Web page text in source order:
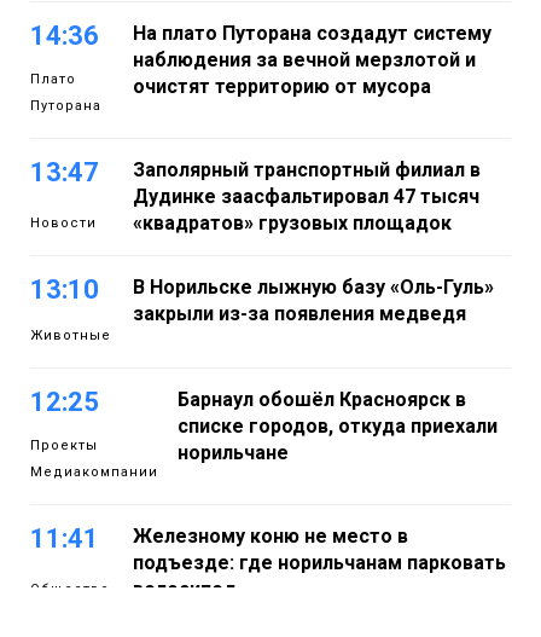
14:36
Плато
Путорана
На плато Путорана создадут систему
наблюдения за вечной мерзлотой и
очистят территорию от мусора
13:47
Новости
Заполярный транспортный филиал в
Дудинке заасфальтировал 47 тысяч
«квадратов» грузовых площадок
13:10
Животные
В Норильске лыжную базу «Оль-Гуль»
закрыли из-за появления медведя
12:25
Проекты
Медиакомпании
Барнаул обошёл Красноярск в
списке городов, откуда приехали
норильчане
11:41
Общество
Железному коню не место в
подъезде: где норильчанам парковать
велосипед